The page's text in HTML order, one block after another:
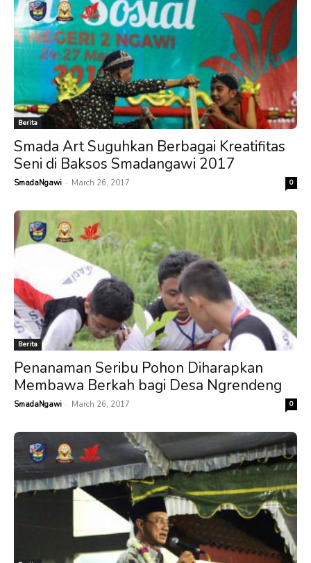
Berita
Smada Art Suguhkan Berbagai Kreatifitas
Seni di Baksos Smadangawi 2017
SmadaNgawi - March 26, 2017 0
Berita
Penanaman Seribu Pohon Diharapkan
Membawa Berkah bagi Desa Ngrendeng
SmadaNgawi - March 26, 2017 0